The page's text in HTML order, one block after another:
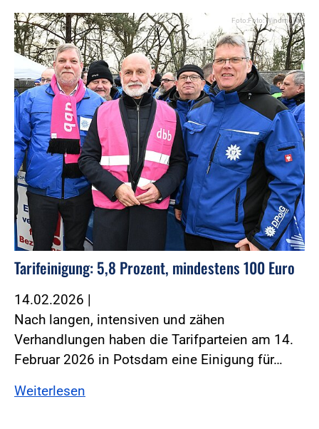
Foto:Foto: Windmüller
Tarifeinigung: 5,8 Prozent, mindestens 100 Euro
14.02.2026 |
Nach langen, intensiven und zähen
Verhandlungen haben die Tarifparteien am 14.
Februar 2026 in Potsdam eine Einigung für…
Weiterlesen